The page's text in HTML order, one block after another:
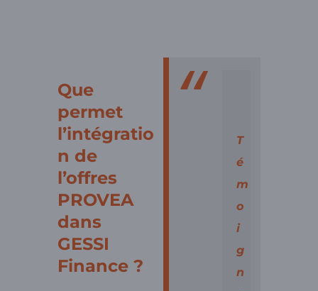
Que
permet
l’intégratio
n de
l’offres
PROVEA
dans
GESSI
Finance ?
T
é
m
o
i
g
n